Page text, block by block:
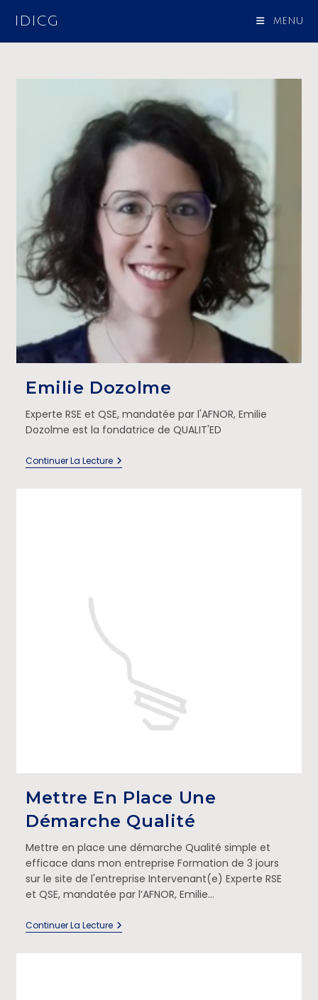
IDICG MENU
Emilie Dozolme
Experte RSE et QSE, mandatée par l'AFNOR, Emilie
Dozolme est la fondatrice de QUALIT'ED
Continuer La Lecture
Mettre En Place Une
Démarche Qualité
Mettre en place une démarche Qualité simple et
efficace dans mon entreprise Formation de 3 jours
sur le site de l'entreprise Intervenant(e) Experte RSE
et QSE, mandatée par l’AFNOR, Emilie…
Continuer La Lecture